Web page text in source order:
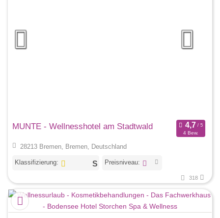
MUNTE - Wellnesshotel am Stadtwald
4 Bew.
28213 Bremen, Bremen, Deutschland
Klassifizierung: Preisniveau:
318